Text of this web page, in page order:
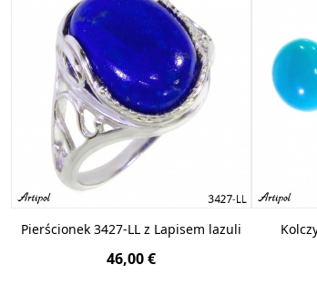
Pierścionek 3427-LL z Lapisem lazuli
46,00 €